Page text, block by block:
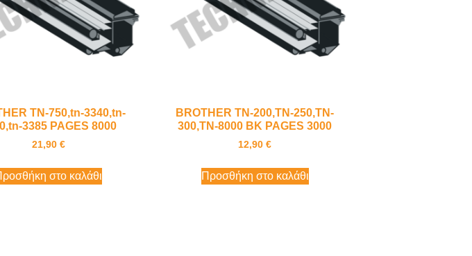
TN-750,tn-3340,tn-
3385 PAGES 8000
21,90 €
στο καλάθι
BROTHER TN-200,TN-250,TN-
300,TN-8000 BK PAGES 3000
12,90€
Προσθήκη στο καλάθι